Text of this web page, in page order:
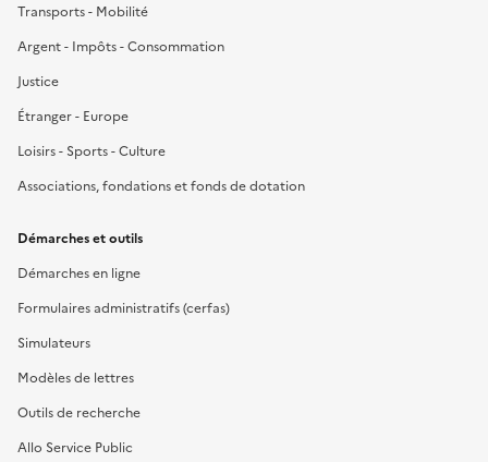
Transports - Mobilité
Argent - Impôts - Consommation
Justice
Étranger - Europe
Loisirs - Sports - Culture
Associations, fondations et fonds de dotation
Démarches et outils
Démarches en ligne
Formulaires administratifs (cerfas)
Simulateurs
Modèles de lettres
Outils de recherche
Allo Service Public